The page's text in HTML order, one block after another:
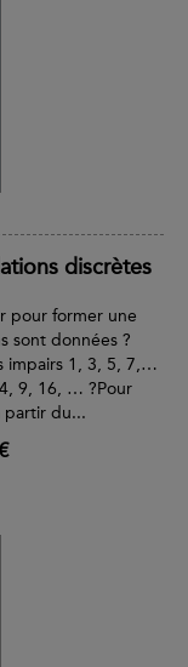
discrètes
pour former une
sont données ?
impairs 1, 3, 5, 7,…
9, 16, … ?Pour
partir du...